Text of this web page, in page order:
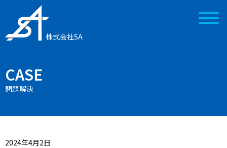
株式会社SA
CASE
問題解決
2024年4月2日